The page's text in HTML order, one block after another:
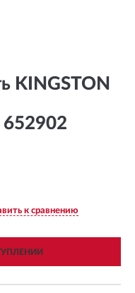
KINGSTON
к сравнению